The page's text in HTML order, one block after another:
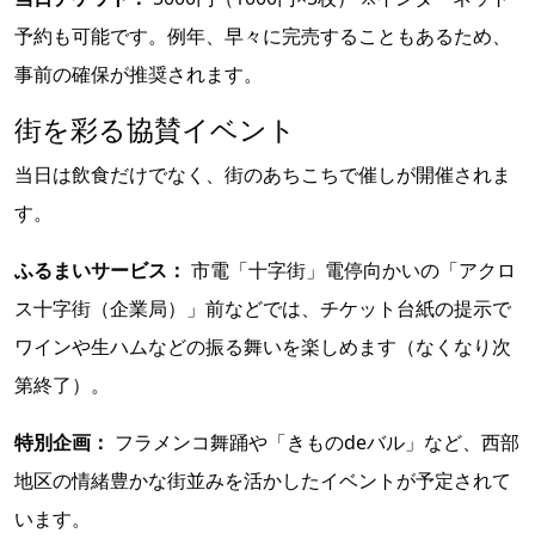
予約も可能です。例年、早々に完売することもあるため、
事前の確保が推奨されます。
街を彩る協賛イベント
当日は飲食だけでなく、街のあちこちで催しが開催されま
す。
ふるまいサービス： 市電「十字街」電停向かいの「アクロ
ス十字街（企業局）」前などでは、チケット台紙の提示で
ワインや生ハムなどの振る舞いを楽しめます（なくなり次
第終了）。
特別企画： フラメンコ舞踊や「きものdeバル」など、西部
地区の情緒豊かな街並みを活かしたイベントが予定されて
います。